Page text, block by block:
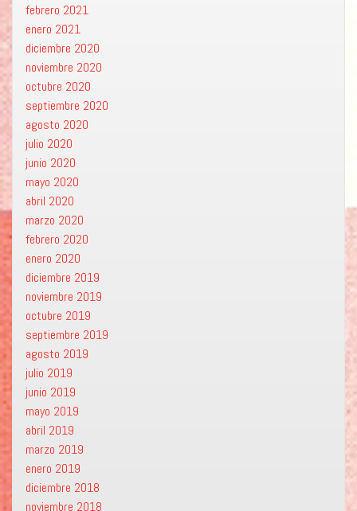
febrero 2021
enero 2021
diciembre 2020
noviembre 2020
octubre 2020
septiembre 2020
agosto 2020
julio 2020
junio 2020
mayo 2020
abril 2020
marzo 2020
febrero 2020
enero 2020
diciembre 2019
noviembre 2019
octubre 2019
septiembre 2019
agosto 2019
julio 2019
junio 2019
mayo 2019
abril 2019
marzo 2019
enero 2019
diciembre 2018
noviembre 2018